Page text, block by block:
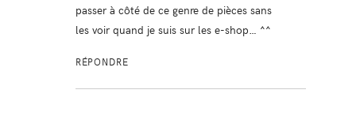
passer à côté de ce genre de pièces sans
les voir quand je suis sur les e-shop… ^^
RÉPONDRE